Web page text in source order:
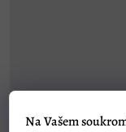
Na Vašem